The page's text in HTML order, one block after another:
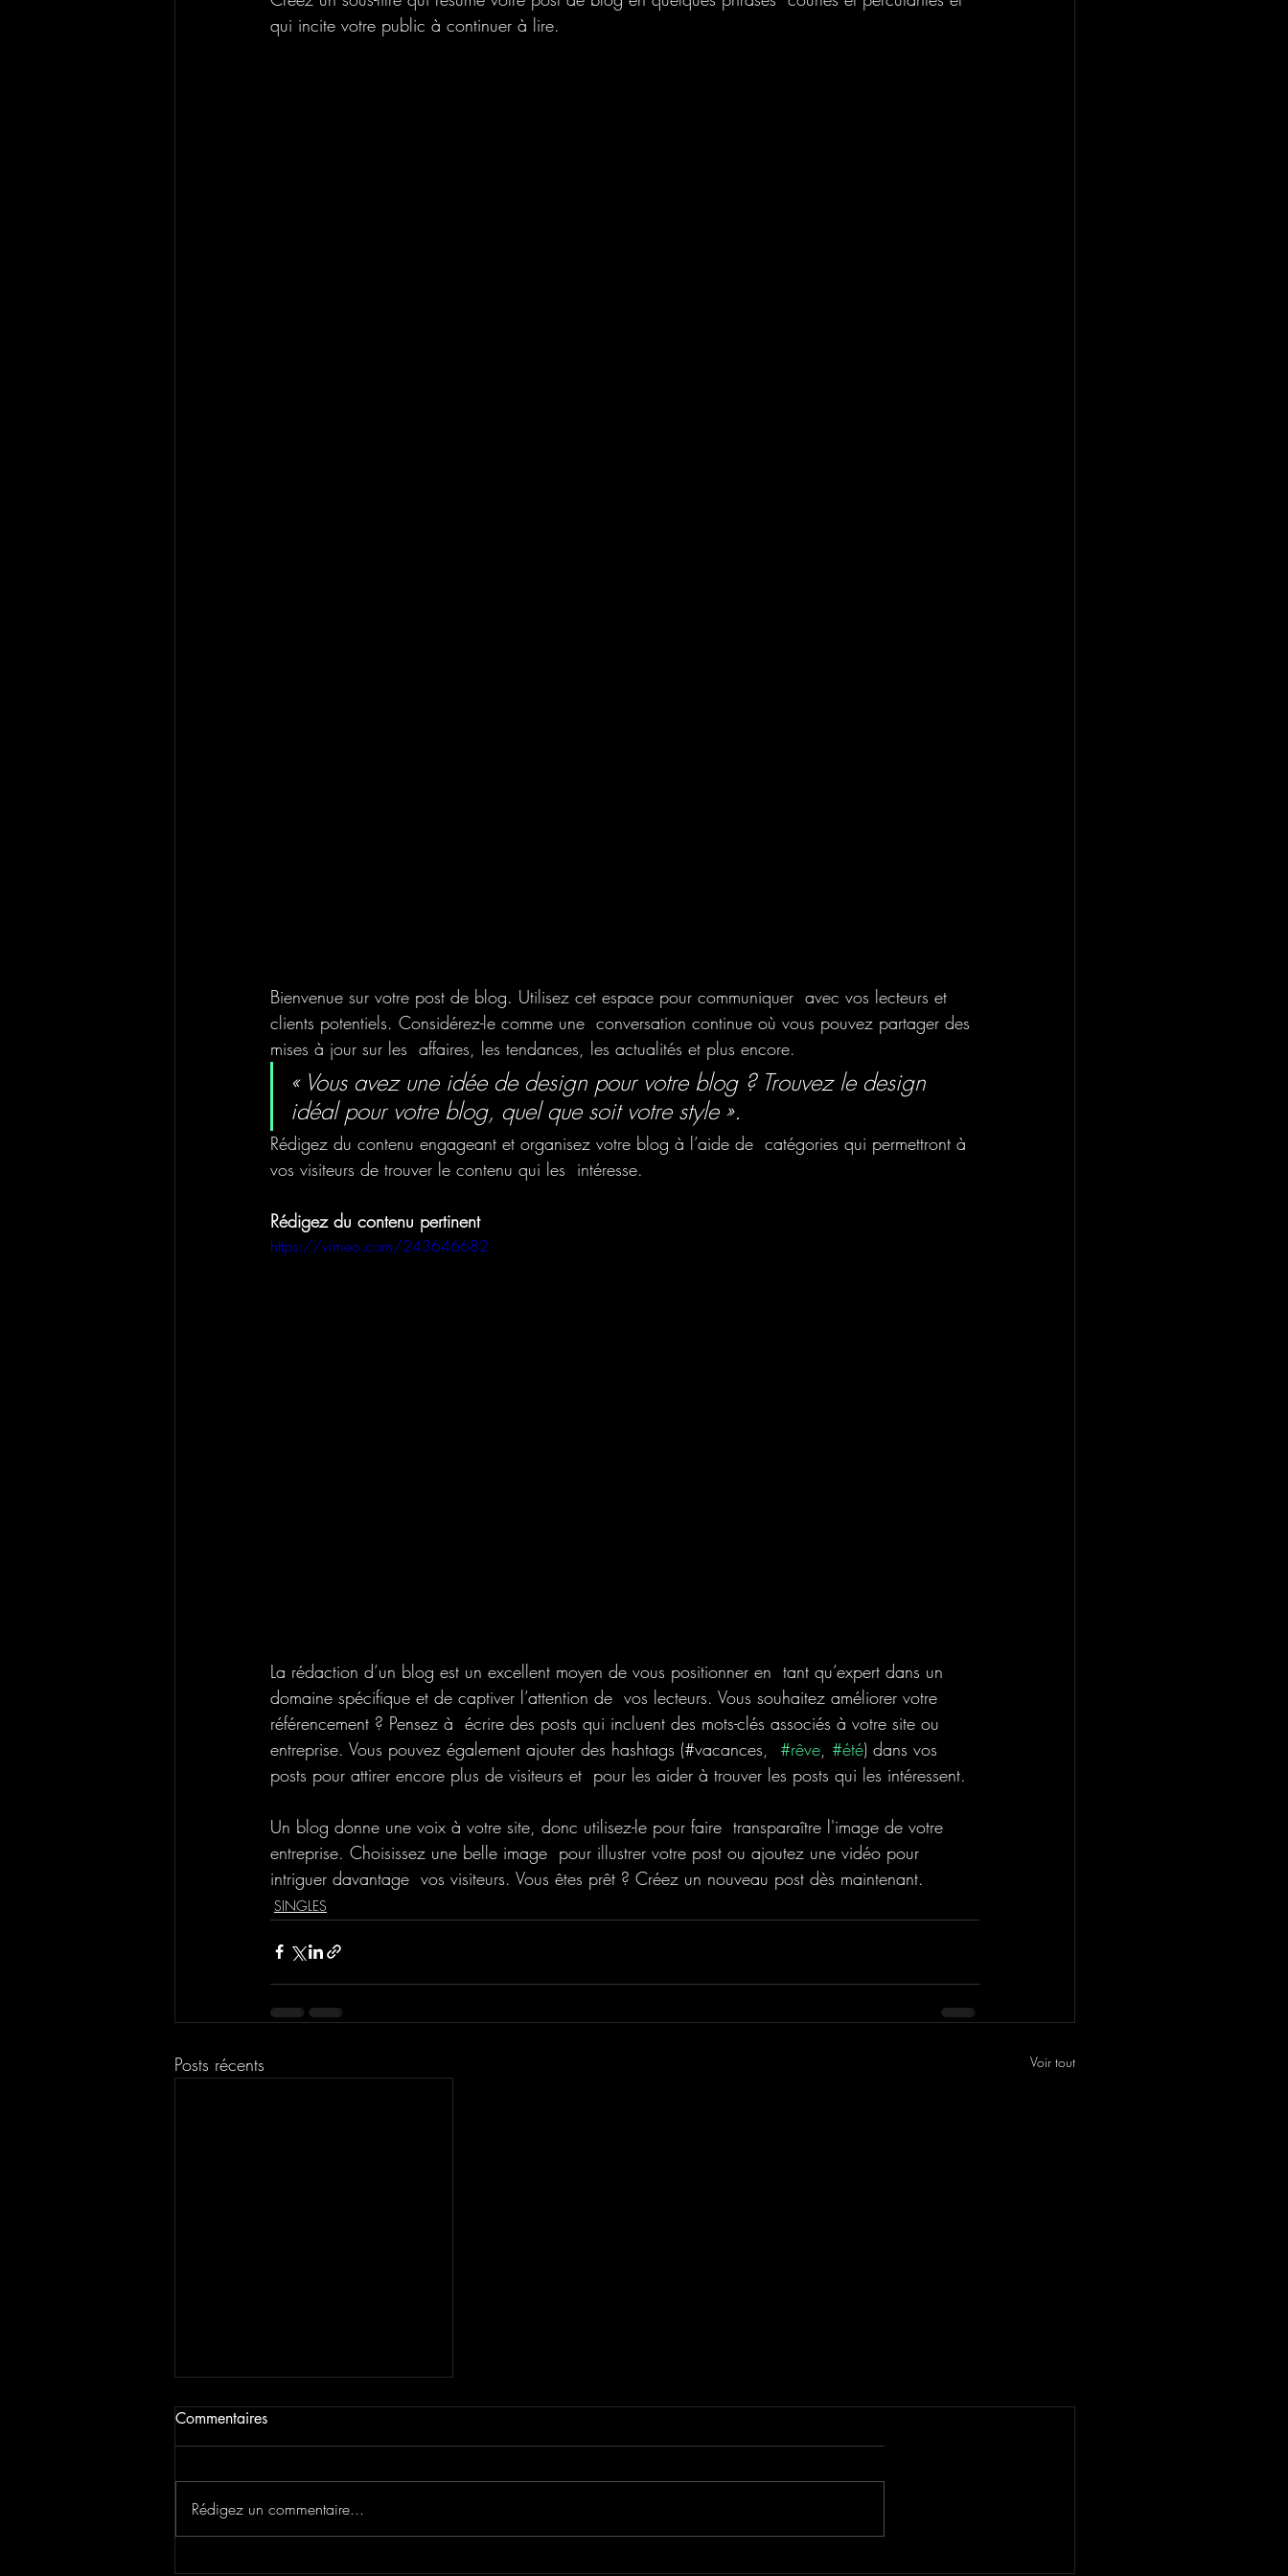
qui incite votre public à continuer à lire.
Bienvenue sur votre post de blog. Utilisez cet espace pour communiquer  avec vos lecteurs et
clients potentiels. Considérez-le comme une  conversation continue où vous pouvez partager des
mises à jour sur les  affaires, les tendances, les actualités et plus encore.
« Vous avez une idée de design pour votre blog ? Trouvez le design
idéal pour votre blog, quel que soit votre style ».
Rédigez du contenu engageant et organisez votre blog à l’aide de  catégories qui permettront à
vos visiteurs de trouver le contenu qui les  intéresse.
Rédigez du contenu pertinent
https://vimeo.com/243646682
La rédaction d’un blog est un excellent moyen de vous positionner en  tant qu’expert dans un
domaine spécifique et de captiver l’attention de  vos lecteurs. Vous souhaitez améliorer votre
référencement ? Pensez à  écrire des posts qui incluent des mots-clés associés à votre site ou
entreprise. Vous pouvez également ajouter des hashtags (#vacances, #rêve, #été) dans vos
posts pour attirer encore plus de visiteurs et  pour les aider à trouver les posts qui les intéressent.
Un blog donne une voix à votre site, donc utilisez-le pour faire  transparaître l'image de votre
entreprise. Choisissez une belle image  pour illustrer votre post ou ajoutez une vidéo pour
intriguer davantage  vos visiteurs. Vous êtes prêt ? Créez un nouveau post dès maintenant.
SINGLES
Posts récents Voir tout
Estella Squill
Commentaires
Rédigez un commentaire...